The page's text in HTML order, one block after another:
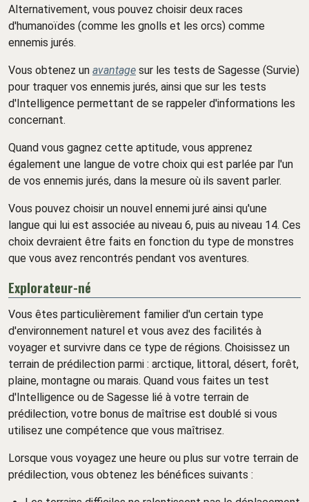
Alternativement, vous pouvez choisir deux races
d'humanoïdes (comme les gnolls et les orcs) comme
ennemis jurés.
Vous obtenez un avantage sur les tests de Sagesse (Survie)
pour traquer vos ennemis jurés, ainsi que sur les tests
d'Intelligence permettant de se rappeler d'informations les
concernant.
Quand vous gagnez cette aptitude, vous apprenez
également une langue de votre choix qui est parlée par l'un
de vos ennemis jurés, dans la mesure où ils savent parler.
Vous pouvez choisir un nouvel ennemi juré ainsi qu'une
langue qui lui est associée au niveau 6, puis au niveau 14. Ces
choix devraient être faits en fonction du type de monstres
que vous avez rencontrés pendant vos aventures.
Explorateur-né
Vous êtes particulièrement familier d'un certain type
d'environnement naturel et vous avez des facilités à
voyager et survivre dans ce type de régions. Choisissez un
terrain de prédilection parmi : arctique, littoral, désert, forêt,
plaine, montagne ou marais. Quand vous faites un test
d'Intelligence ou de Sagesse lié à votre terrain de
prédilection, votre bonus de maîtrise est doublé si vous
utilisez une compétence que vous maîtrisez.
Lorsque vous voyagez une heure ou plus sur votre terrain de
prédilection, vous obtenez les bénéfices suivants :